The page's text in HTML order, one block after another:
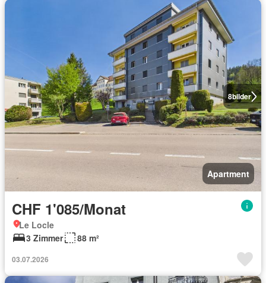
8bilder
Apartment
CHF 1'085/Monat
Le Locle
3 Zimmer
88 m²
03.07.2026